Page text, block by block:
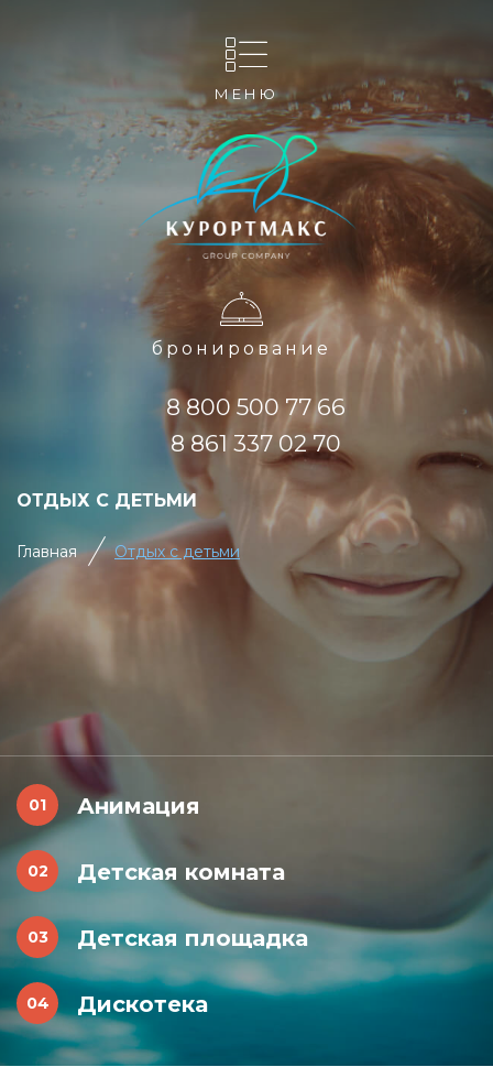
МЕНЮ
бронирование
8 800 500 77 66
8 861 337 02 70
ОТДЫХ С ДЕТЬМИ
Главная Отдых с детьми
Анимация
Детская комната
Детская площадка
Дискотека